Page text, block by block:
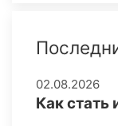
02.08.2026
Как стать